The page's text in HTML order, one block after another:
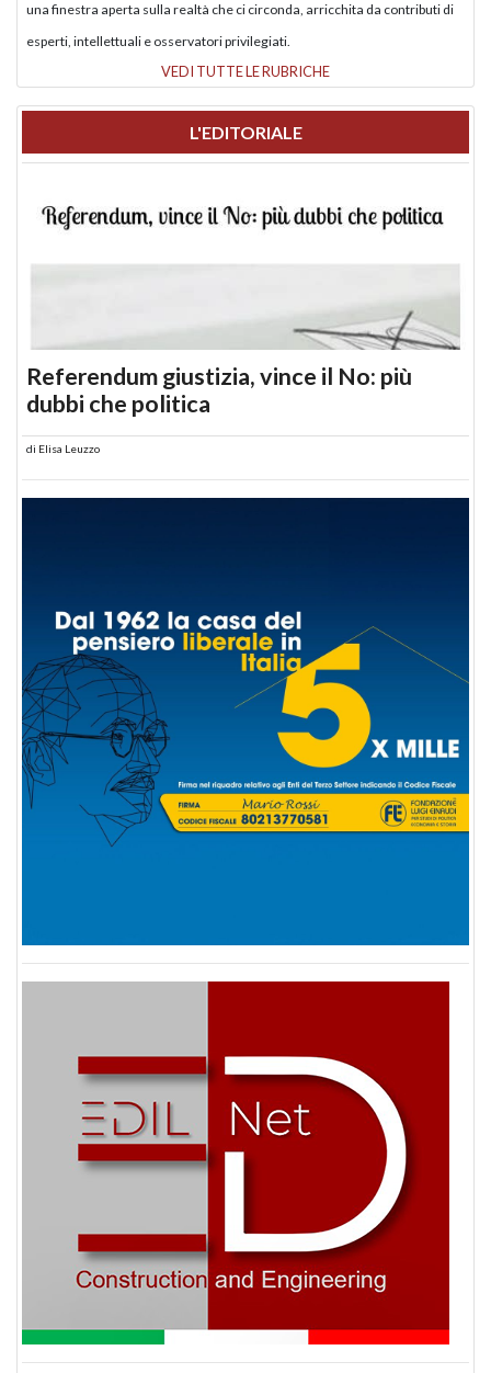
una finestra aperta sulla realtà che ci circonda, arricchita da contributi di
esperti, intellettuali e osservatori privilegiati.
VEDI TUTTE LE RUBRICHE
L'EDITORIALE
Referendum giustizia, vince il No: più
dubbi che politica
di Elisa Leuzzo